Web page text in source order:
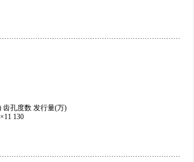
齿孔度数 发行量(万)
130